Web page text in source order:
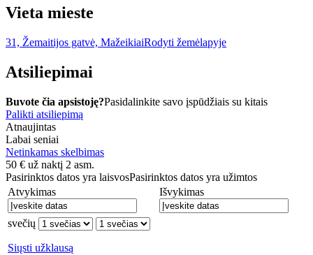
Vieta mieste
31, Žemaitijos gatvė, MažeikiaiRodyti žemėlapyje
Atsiliepimai
Buvote čia apsistoję?Pasidalinkite savo įspūdžiais su kitais
Palikti atsiliepimą
Atnaujintas
Labai seniai
Netinkamas skelbimas
50 € už naktį 2 asm.
Pasirinktos datos yra laisvosPasirinktos datos yra užimtos
Atvykimas
Išvykimas
svečių
Siųsti užklausą